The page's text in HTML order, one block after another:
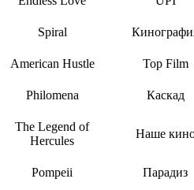
Spiral
American Hustle Top Film
Philomena Каскад
The Legend of
Hercules
Наше
Pompeii Парадиз